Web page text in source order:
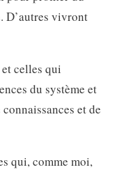
D’autres vivront
celles qui
du système et
et de
qui, comme moi,